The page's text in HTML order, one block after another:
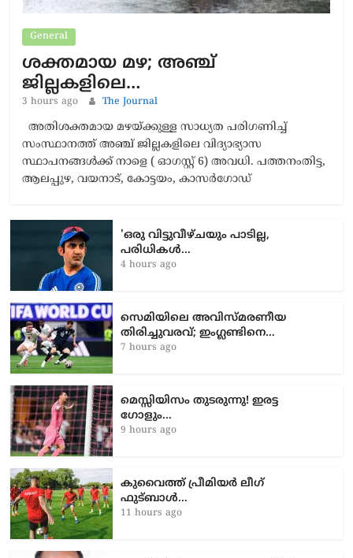
General
ശക്തമായ മഴ; അഞ്ച്
ജില്ലകളിലെ…
3 hours ago The Journal
അതിശക്തമായ മഴയ്ക്കുള്ള സാധ്യത പരിഗണിച്ച്
സംസ്ഥാനത്ത് അഞ്ച് ജില്ലകളിലെ വിദ്യാഭ്യാസ
സ്ഥാപനങ്ങള്‍ക്ക് നാളെ ( ഓഗസ്റ്റ് 6) അവധി. പത്തനംതിട്ട,
ആലപ്പുഴ, വയനാട്, കോട്ടയം, കാസര്‍ഗോഡ്
'ഒരു വിട്ടുവീഴ്ചയും പാടില്ല,
പരിധികൾ…
4 hours ago
സെമിയിലെ അവിസ്മരണീയ
തിരിച്ചുവരവ്; ഇംഗ്ലണ്ടിനെ…
7 hours ago
മെസ്സിയിസം തുടരുന്നു! ഇരട്ട
ഗോളും…
9 hours ago
കുവൈത്ത് പ്രീമിയർ ലീഗ്
ഫുട്ബാൾ…
11 hours ago